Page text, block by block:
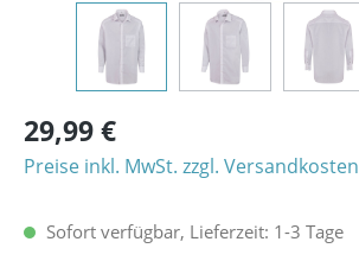
29,99 €
Preise inkl. MwSt. zzgl. Versandkosten
Sofort verfügbar, Lieferzeit: 1-3 Tage